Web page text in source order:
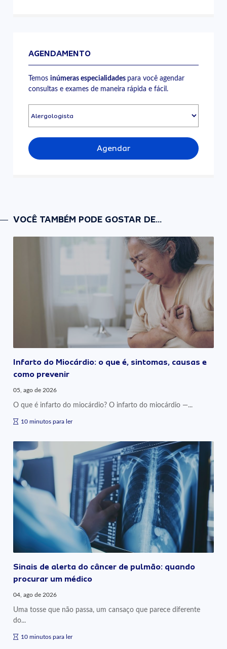
AGENDAMENTO
Temosinúmeras especialidades para você agendar
consultas e exames de maneira rápida e fácil.
Agendar
VOCÊ TAMBÉM PODE GOSTAR DE...
Infarto do Miocárdio: o que é, sintomas, causas e
como prevenir
05, ago de 2026
O que é infarto do miocárdio? O infarto do miocárdio —...
10 minutos para ler
Sinais de alerta do câncer de pulmão: quando
procurar um médico
04, ago de 2026
Uma tosse que não passa, um cansaço que parece diferente
do...
10 minutos para ler